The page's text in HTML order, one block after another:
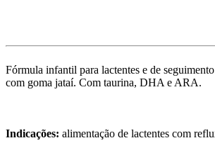
Fórmula infantil para lactentes e de
com goma jataí. Com taurina, DHA e ARA.
Indicações: alimentação de lactentes com